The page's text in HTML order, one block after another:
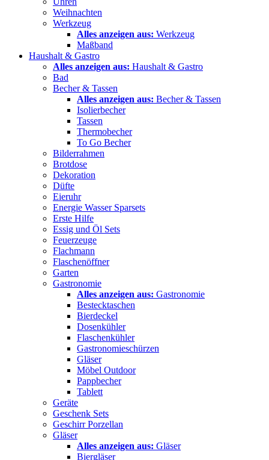
Weihnachten
Werkzeug
Alles anzeigen aus: Werkzeug
Maßband
Haushalt & Gastro
Alles anzeigen aus: Haushalt & Gastro
Bad
Becher & Tassen
Alles anzeigen aus: Becher & Tassen
Isolierbecher
Tassen
Thermobecher
To Go Becher
Bilderrahmen
Brotdose
Dekoration
Düfte
Eieruhr
Energie Wasser Sparsets
Erste Hilfe
Essig und Öl Sets
Feuerzeuge
Flachmann
Flaschenöffner
Garten
Gastronomie
Alles anzeigen aus: Gastronomie
Bestecktaschen
Bierdeckel
Dosenkühler
Flaschenkühler
Gastronomieschürzen
Gläser
Möbel Outdoor
Pappbecher
Tablett
Geräte
Geschenk Sets
Geschirr Porzellan
Gläser
Alles anzeigen aus: Gläser
Biergläser